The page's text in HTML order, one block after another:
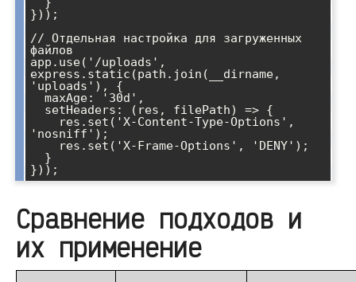
}));
// Отдельная настройка для загруженных
файлов
app.use('/uploads',
express.static(path.join(__dirname,
'uploads'), {
'nosniff');
Сравнение подходов и
их применение